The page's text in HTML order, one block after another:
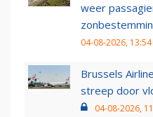
weer
04-08-2026, 13:54
Brussels
streep door
04-08-2026,